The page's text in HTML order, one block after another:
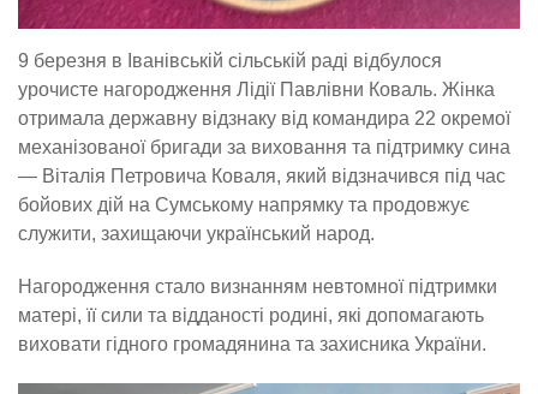
9 березня в Іванівській сільській раді відбулося
урочисте нагородження Лідії Павлівни Коваль. Жінка
отримала державну відзнаку від командира 22 окремої
механізованої бригади за виховання та підтримку сина
— Віталія Петровича Коваля, який відзначився під час
бойових дій на Сумському напрямку та продовжує
служити, захищаючи український народ.
Нагородження стало визнанням невтомної підтримки
матері, її сили та відданості родині, які допомагають
виховати гідного громадянина та захисника України.